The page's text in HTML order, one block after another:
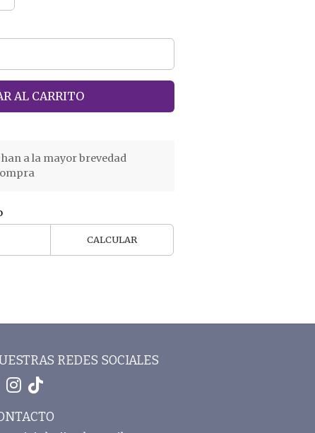
AL CARRITO
a la mayor brevedad
CALCULAR
REDES SOCIALES